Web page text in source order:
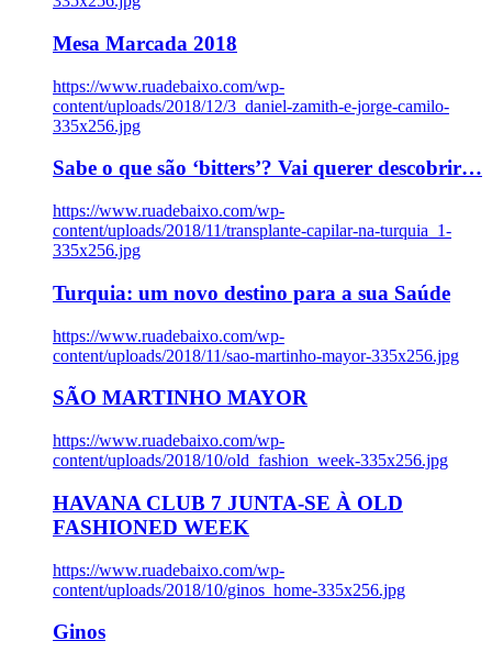
Mesa Marcada 2018
https://www.ruadebaixo.com/wp-
content/uploads/2018/12/3_daniel-zamith-e-jorge-camilo-
335x256.jpg
Sabe o que são ‘bitters’? Vai querer descobrir…
https://www.ruadebaixo.com/wp-
content/uploads/2018/11/transplante-capilar-na-turquia_1-
335x256.jpg
Turquia: um novo destino para a sua Saúde
https://www.ruadebaixo.com/wp-
content/uploads/2018/11/sao-martinho-mayor-335x256.jpg
SÃO MARTINHO MAYOR
https://www.ruadebaixo.com/wp-
content/uploads/2018/10/old_fashion_week-335x256.jpg
HAVANA CLUB 7 JUNTA-SE À OLD
FASHIONED WEEK
https://www.ruadebaixo.com/wp-
content/uploads/2018/10/ginos_home-335x256.jpg
Ginos